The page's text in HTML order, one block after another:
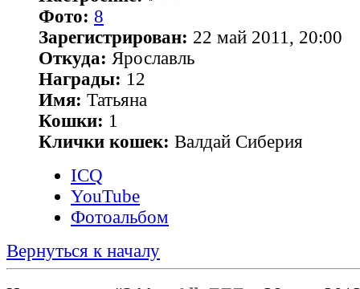
Фото: 8
Зарегистрирован: 22 май 2011, 20:00
Откуда: Ярославль
Награды: 12
Имя: Татьяна
Кошки: 1
Клички кошек: Валдай Сиберия
ICQ
YouTube
Фотоальбом
Вернуться к началу